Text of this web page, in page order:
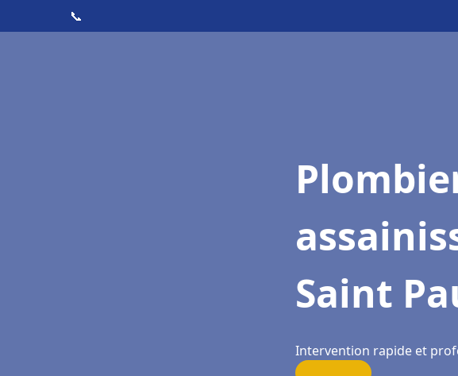
📞
Saint
Intervention rapide et